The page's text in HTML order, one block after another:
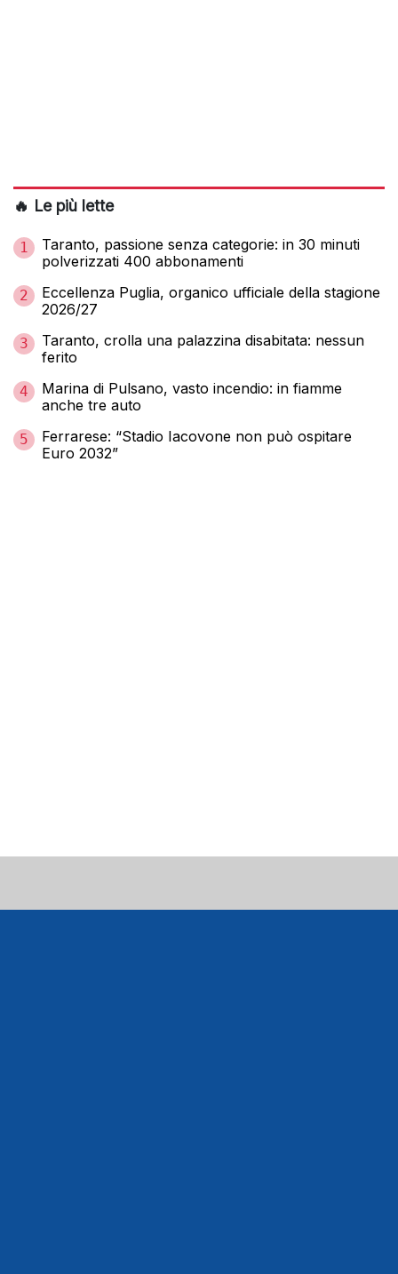
🔥 Le più lette
1
Taranto, passione senza categorie: in 30 minuti
polverizzati 400 abbonamenti
2
Eccellenza Puglia, organico ufficiale della stagione
2026/27
3
Taranto, crolla una palazzina disabitata: nessun
ferito
4
Marina di Pulsano, vasto incendio: in fiamme
anche tre auto
5
Ferrarese: “Stadio Iacovone non può ospitare
Euro 2032”